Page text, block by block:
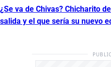
¿Se va de Chivas? Chicharito
salida y el que sería su nuevo